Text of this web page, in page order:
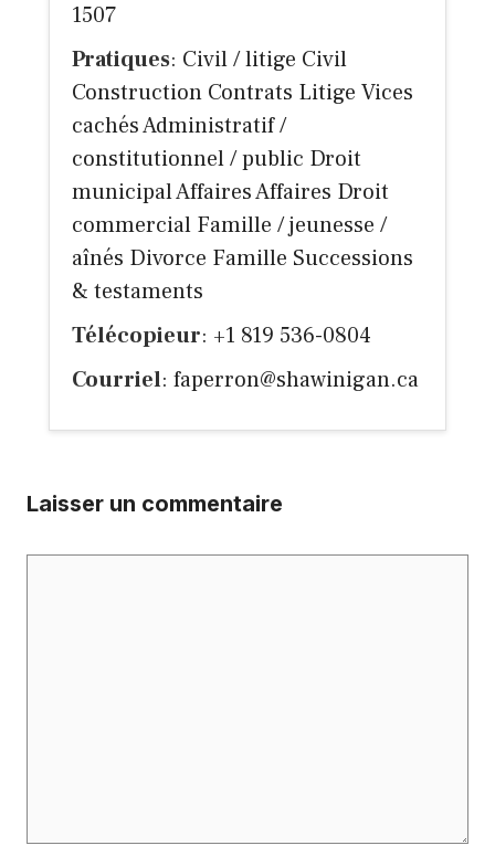
1507
Pratiques: Civil / litige Civil
Construction Contrats Litige Vices
cachés Administratif /
constitutionnel / public Droit
municipal Affaires Affaires Droit
commercial Famille / jeunesse /
aînés Divorce Famille Successions
& testaments
Télécopieur: +1 819 536-0804
Courriel: faperron@shawinigan.ca
Laisser un commentaire